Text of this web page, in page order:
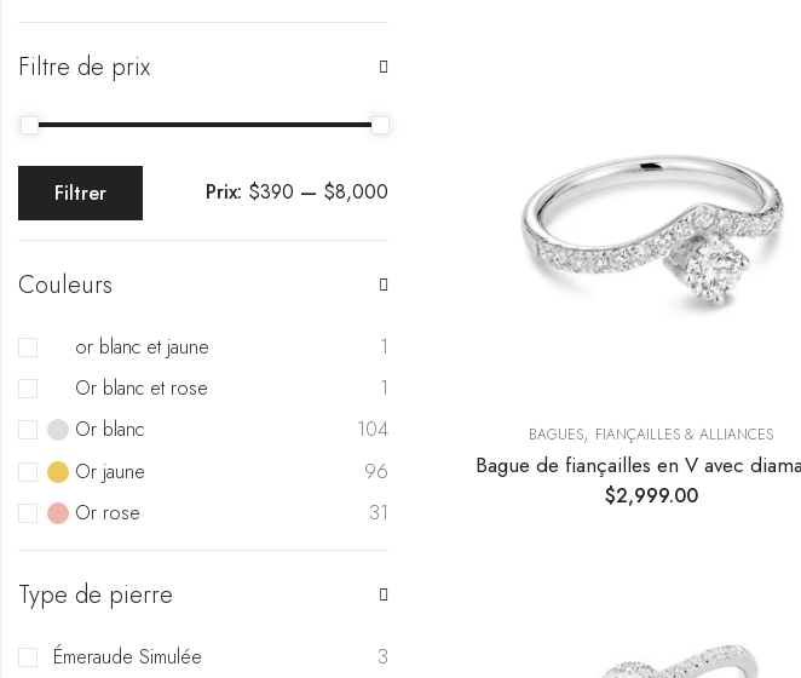
BAGUES, FIANÇAILLES & ALLIANCES
Bague de fiançailles en V avec
$2,999.00
Filtre de prix
Filtrer Prix: $390 — $8,000
Couleurs
or blanc et jaune
1
Or blanc et rose
1
Or blanc
104
Or jaune
96
Or rose
31
Type de pierre
Émeraude Simulée
3